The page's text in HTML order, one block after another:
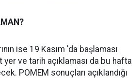
ise 19 Kasım 'da başlaması
yer ve tarih açıklaması da bu hafta
POMEM sonuçları açıklandığı